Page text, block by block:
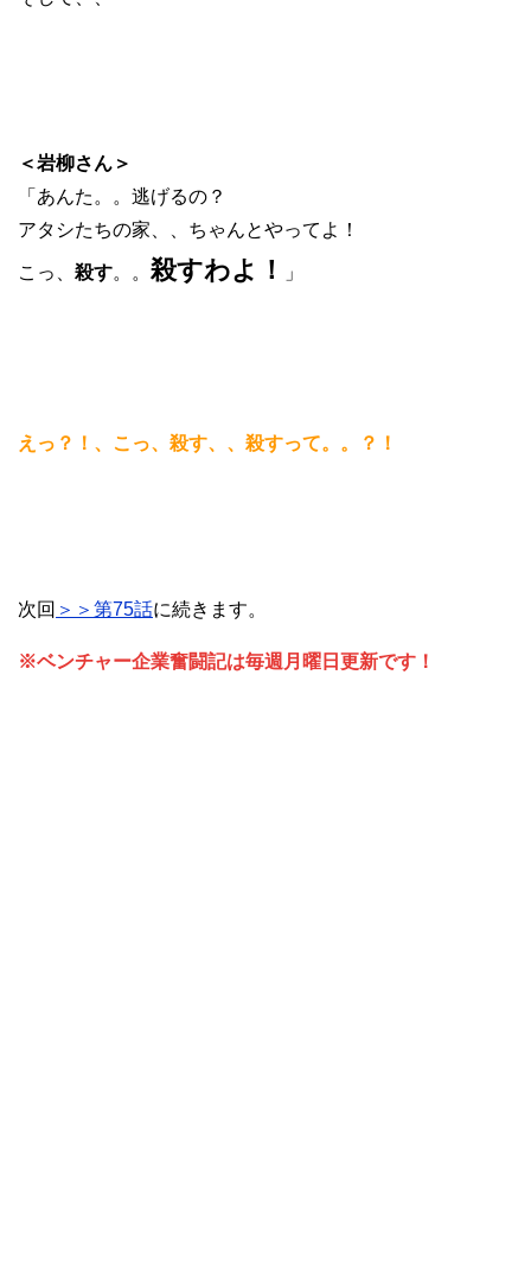
＜岩柳さん＞
「あんた。。逃げるの？
アタシたちの家、、ちゃんとやってよ！
こっ、 殺す。。 殺すわよ！ 」
えっ？！、こっ、殺す、、殺すって。。？！
次回 ＞＞第75話に続きます。
※ベンチャー企業奮闘記は毎週月曜日更新です！